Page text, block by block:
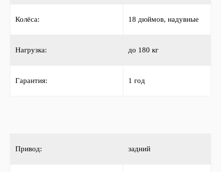
Колёса: 18 дюймов, надувные
Нагрузка: до 180 кг
Гарантия: 1 год
Привод: задний